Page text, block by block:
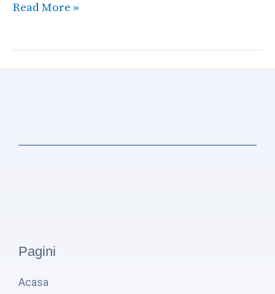
Read More »
Pagini
Acasa